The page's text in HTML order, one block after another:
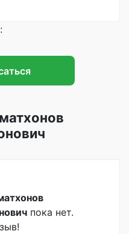
пока нет.